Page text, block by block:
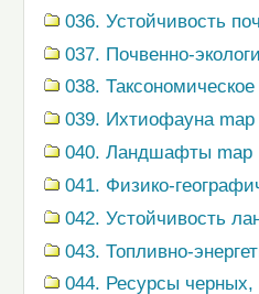
036. Устойчивость
037. Почвенно-
038.
039. Ихтиофауна map
040. Ландшафты map
041. Физико-
042. Устойчивость
043. Топливно-
044. Ресурсы